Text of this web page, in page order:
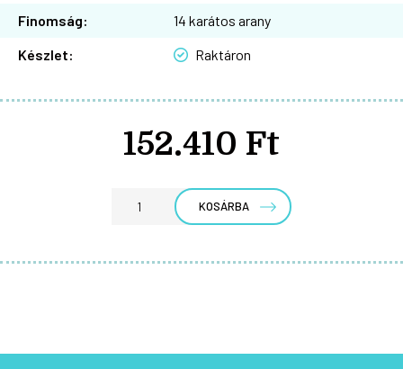
Finomság:
14 karátos arany
Készlet:
Raktáron
152.410 Ft
KOSÁRBA